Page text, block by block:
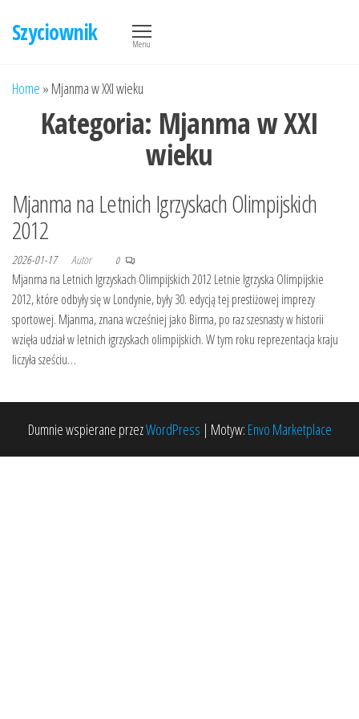
Szyciownik Menu
Home » Mjanma w XXI wieku
Kategoria: Mjanma w XXI
wieku
Mjanma na Letnich Igrzyskach Olimpijskich
2012
2026-01-17 Autor 0
Mjanma na Letnich Igrzyskach Olimpijskich 2012 Letnie Igrzyska Olimpijskie
2012, które odbyły się w Londynie, były 30. edycją tej prestiżowej imprezy
sportowej. Mjanma, znana wcześniej jako Birma, po raz szesnasty w historii
wzięła udział w letnich igrzyskach olimpijskich. W tym roku reprezentacja kraju
liczyła sześciu…
Dumnie wspierane przezWordPress | Motyw: Envo Marketplace